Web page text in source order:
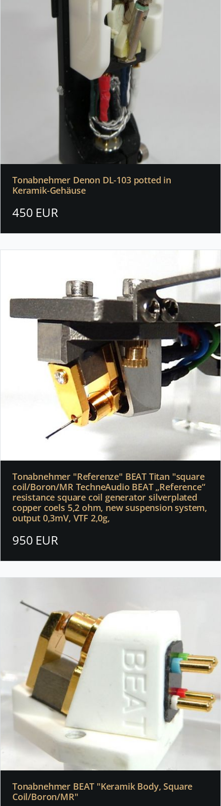
Tonabnehmer Denon DL-103 potted in
Keramik-Gehäuse
450 EUR
Tonabnehmer "Referenze" BEAT Titan "square
coil/Boron/MR TechneAudio BEAT „Reference“
resistance square coil generator silverplated
copper coels 5,2 ohm, new suspension system,
output 0,3mV, VTF 2,0g,
950 EUR
Tonabnehmer BEAT "Keramik Body, Square
Coil/Boron/MR"